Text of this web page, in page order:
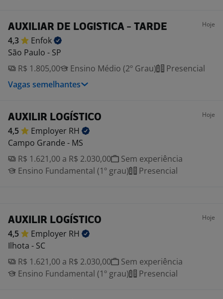
AUXILIAR DE LOGISTICA - TARDE Hoje
4,3
Enfok
São Paulo - SP
R$ 1.805,00
Ensino Médio (2º Grau)
Presencial
Vagas semelhantes
AUXILIR LOGÍSTICO Hoje
4,5 Employer RH
Campo Grande - MS
R$ 1.621,00 a R$ 2.030,00
Sem experiência
Ensino Fundamental (1º grau)
Presencial
AUXILIR LOGÍSTICO Hoje
4,5 Employer RH
Ilhota - SC
R$ 1.621,00 a R$ 2.030,00
Sem experiência
Ensino Fundamental (1º grau)
Presencial